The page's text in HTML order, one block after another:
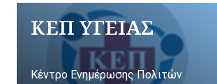
ΚΕΠ ΥΓΕΙΑΣ
Κέντρο Ενημέρωσης Πολιτών